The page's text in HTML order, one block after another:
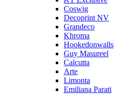
Coswig
Decoprint NV
Grandeco
Khroma
Hookedonwalls
Guy Masureel
Calcutta
Arte
Limonta
Emiliana Parati